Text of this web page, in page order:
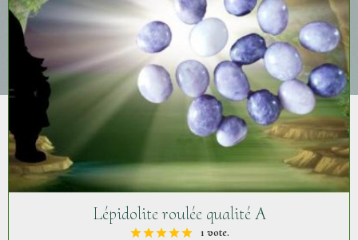
Lépidolite roulée qualité A
1 vote.